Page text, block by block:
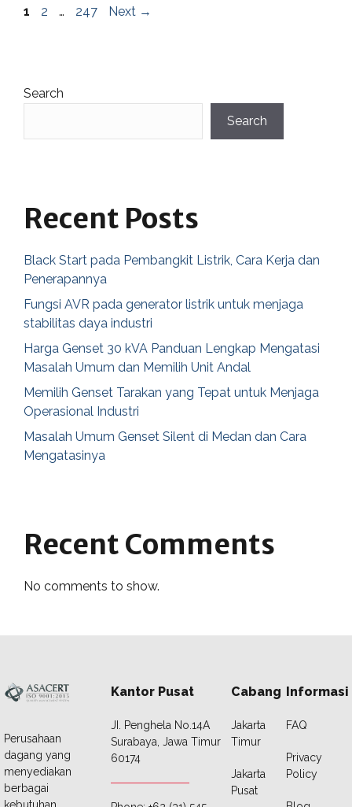
Page
1 Page
2 … Page
247 Next →
Search
Search
Recent Posts
Black Start pada Pembangkit Listrik, Cara Kerja dan
Penerapannya
Fungsi AVR pada generator listrik untuk menjaga
stabilitas daya industri
Harga Genset 30 kVA Panduan Lengkap Mengatasi
Masalah Umum dan Memilih Unit Andal
Memilih Genset Tarakan yang Tepat untuk Menjaga
Operasional Industri
Masalah Umum Genset Silent di Medan dan Cara
Mengatasinya
Recent Comments
No comments to show.
Perusahaan
dagang yang
menyediakan
berbagai
kebutuhan
Kantor Pusat
JI. Penghela No.14A
Surabaya, Jawa Timur
60174
Cabang
Jakarta
Timur
Jakarta
Pusat
Informasi
FAQ
Privacy
Policy